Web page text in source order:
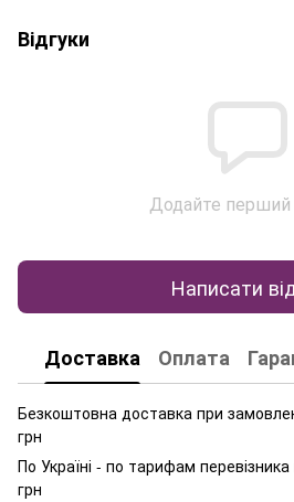
Відгуки
Додайте перший
Написати
Доставка Оплата
Безкоштовна доставка при
грн
По Україні - по тарифам
грн